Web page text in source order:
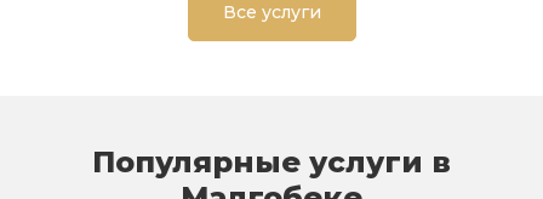
Все услуги
Популярные услуги в